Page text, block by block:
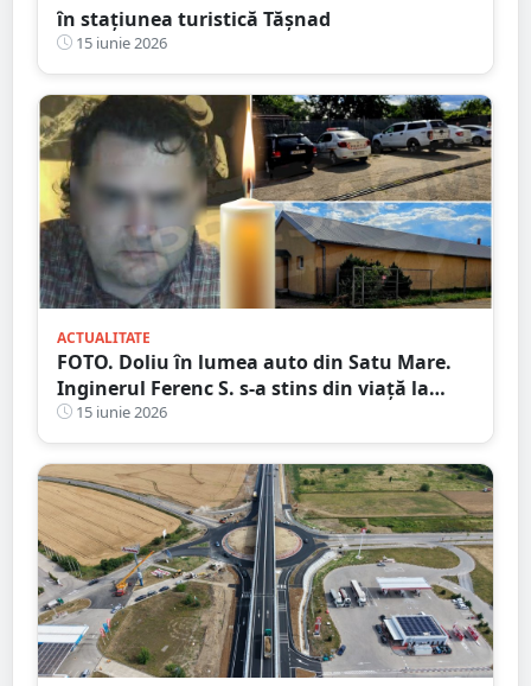
în stațiunea turistică Tășnad
15 iunie 2026
ACTUALITATE
FOTO. Doliu în lumea auto din Satu Mare.
Inginerul Ferenc S. s-a stins din viață la
doar 53 de ani
15 iunie 2026